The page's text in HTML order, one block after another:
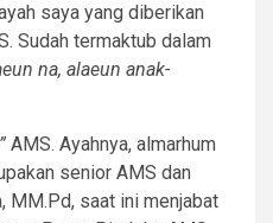
saya yang diberikan
Sudah termaktub dalam
na, alaeun anak-
AMS. Ayahnya, almarhum
senior AMS dan
MM.Pd, saat ini menjabat